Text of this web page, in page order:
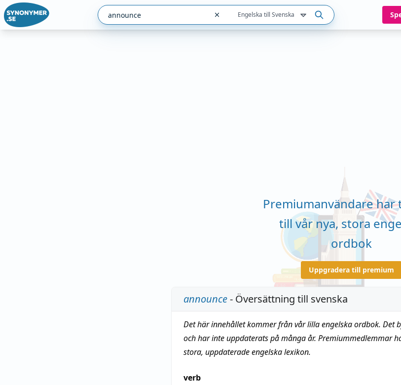
Engelska till Svenska
Premiumanvändare har
till vår nya, stora
ordbok
Uppgradera till premium
announce- Översättning till svenska
Det här innehållet kommer från vår lilla engelska ordbok. Det
och har inte uppdaterats på många år. Premiummedlemmar
stora, uppdaterade engelska lexikon.
verb